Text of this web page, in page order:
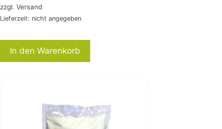
zzgl. Versand
Lieferzeit: nicht angegeben
In den Warenkorb